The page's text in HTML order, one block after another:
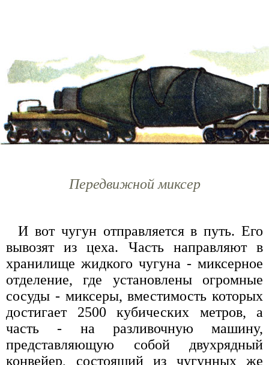
Передвижной миксер
И вот чугун отправляется в путь. Его
вывозят из цеха. Часть направляют в
хранилище жидкого чугуна - миксерное
отделение, где установлены огромные
сосуды - миксеры, вместимость которых
достигает 2500 кубических метров, а
часть - на разливочную машину,
представляющую собой двухрядный
конвейер, состоящий из чугунных же